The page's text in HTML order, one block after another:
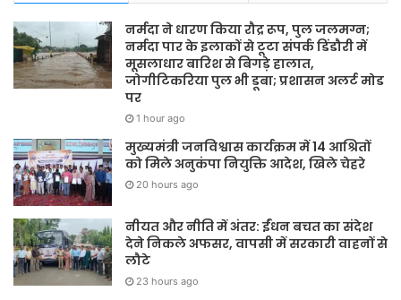
नर्मदा ने धारण किया रौद्र रूप, पुल जलमग्न;
नर्मदा पार के इलाकों से टूटा संपर्क डिंडौरी में
मूसलाधार बारिश से बिगड़े हालात,
जोगीटिकरिया पुल भी डूबा; प्रशासन अलर्ट मोड
पर
1 hour ago
मुख्यमंत्री जनविश्वास कार्यक्रम में 14 आश्रितों
को मिले अनुकंपा नियुक्ति आदेश, खिले चेहरे
20 hours ago
नीयत और नीति में अंतर: ईंधन बचत का संदेश
देने निकले अफसर, वापसी में सरकारी वाहनों से
लौटे
23 hours ago